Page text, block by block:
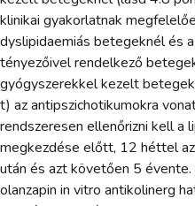
klinikai gyakorlatnak
dyslipidaemiás betegeknél és
tényezőivel rendelkező
gyógyszerekkel kezelt
t) az antipszichotikumokra
rendszeresen ellenőrizni kell a
megkezdése előtt, 12 héttel
után és azt követően 5
olanzapin in vitro antikolinerg